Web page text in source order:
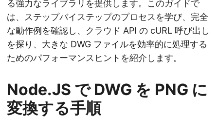
る強力なライブラリを提供します。このガイドで
は、ステップバイステップのプロセスを学び、完全
な動作例を確認し、クラウド API の cURL 呼び出し
を探り、大きな DWG ファイルを効率的に処理する
ためのパフォーマンスヒントを紹介します。
Node.JS で DWG を PNG に
変換する手順